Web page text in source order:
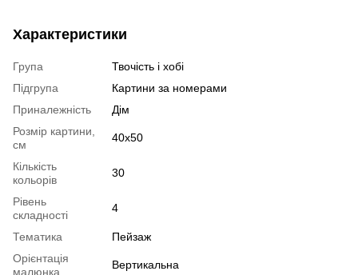
Характеристики
Група
Твочість і хобі
Підгрупа
Картини за номерами
Приналежність
Дім
Розмір картини,
см
40х50
Кількість
кольорів
30
Рівень
складності
4
Тематика
Пейзаж
Орієнтація
малюнка
Вертикальна